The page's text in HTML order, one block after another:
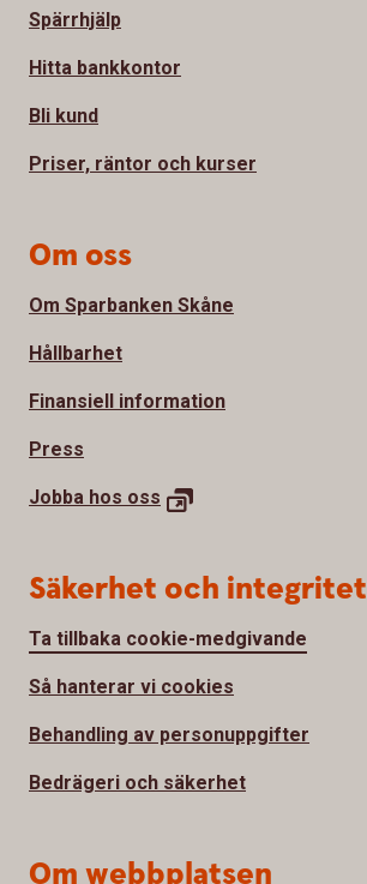
Spärrhjälp
Hitta bankkontor
Bli kund
Priser, räntor och kurser
Om oss
Om Sparbanken Skåne
Hållbarhet
Finansiell information
Press
Jobba hos oss
Säkerhet och integritet
Ta tillbaka cookie-medgivande
Så hanterar vi cookies
Behandling av personuppgifter
Bedrägeri och säkerhet
Om webbplatsen